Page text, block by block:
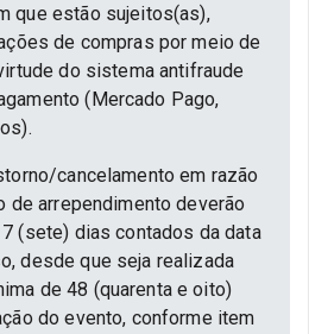
que estão sujeitos(as),
de compras por meio de
do sistema antifraude
(Mercado Pago,
cancelamento em razão
de arrependimento deverão
(sete) dias contados da data
desde que seja realizada
de 48 (quarenta e oito)
do evento, conforme item